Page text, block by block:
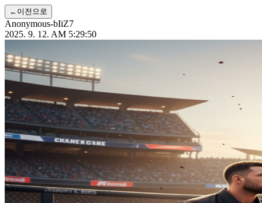
← 이전으로
Anonymous-bIiZ7
2025. 9. 12. AM 5:29:50